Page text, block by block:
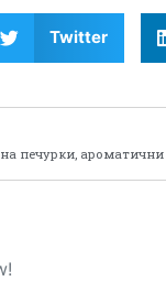
Twitter